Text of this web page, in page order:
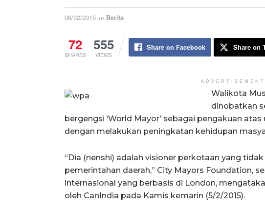
06/02/2015 in Berita
72
SHARES
555
VIEWS
Share on Facebook Share on
ADVERTISEMENT
Walikota
dinobatkan
bergengsi ‘World Mayor’ sebagai pengakuan
dengan melakukan peningkatan kehidupan
“Dia (nenshi) adalah visioner perkotaan yang
pemerintahan daerah,” City Mayors Foundation,
internasional yang berbasis di London,
oleh CanIndia pada Kamis kemarin (5/2/2015).